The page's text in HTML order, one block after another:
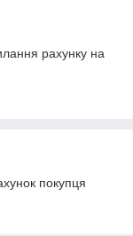
рахунку на
покупця